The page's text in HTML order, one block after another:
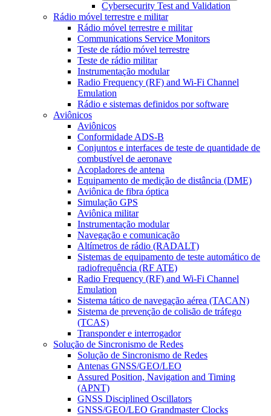
Cybersecurity Test and Validation
Rádio móvel terrestre e militar
Rádio móvel terrestre e militar
Communications Service Monitors
Teste de rádio móvel terrestre
Teste de rádio militar
Instrumentação modular
Radio Frequency (RF) and Wi-Fi Channel
Emulation
Rádio e sistemas definidos por software
Aviônicos
Aviônicos
Conformidade ADS-B
Conjuntos e interfaces de teste de quantidade de
combustível de aeronave
Acopladores de antena
Equipamento de medição de distância (DME)
Aviônica de fibra óptica
Simulação GPS
Aviônica militar
Instrumentação modular
Navegação e comunicação
Altímetros de rádio (RADALT)
Sistemas de equipamento de teste automático de
radiofrequência (RF ATE)
Radio Frequency (RF) and Wi-Fi Channel
Emulation
Sistema tático de navegação aérea (TACAN)
Sistema de prevenção de colisão de tráfego
(TCAS)
Transponder e interrogador
Solução de Sincronismo de Redes
Solução de Sincronismo de Redes
Antenas GNSS/GEO/LEO
Assured Position, Navigation and Timing
(APNT)
GNSS Disciplined Oscillators
GNSS/GEO/LEO Grandmaster Clocks